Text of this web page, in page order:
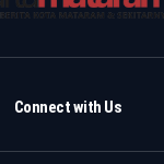
Connect with Us